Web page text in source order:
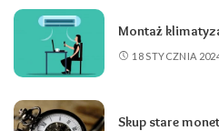
Montaż
18 STYCZNIA
Skup stare